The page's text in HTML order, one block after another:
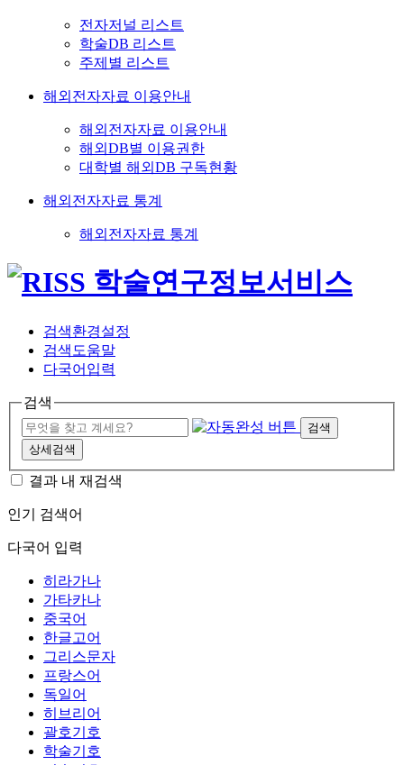
전자저널 리스트
학술DB 리스트
주제별 리스트
해외전자자료 이용안내
해외전자자료 이용안내
해외DB별 이용권한
대학별 해외DB 구독현황
해외전자자료 통계
해외전자자료 통계
검색환경설정
검색도움말
다국어입력
검색
검색
상세검색
결과 내 재검색
인기 검색어
다국어 입력
히라가나
가타카나
중국어
한글고어
그리스문자
프랑스어
독일어
히브리어
괄호기호
학술기호